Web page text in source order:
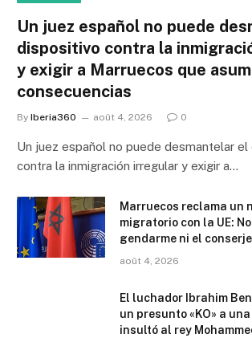
Un juez español no puede
dispositivo contra la
y exigir a Marruecos que
consecuencias
By Iberia360 août 4, 2026 0
Un juez español no puede desmantelar
contra la inmigración irregular y exigir a…
Marruecos reclama un
migratorio con la UE:
gendarme ni el
août 4, 2026
El luchador Ibrahim
un presunto «KO» a
insultó al rey